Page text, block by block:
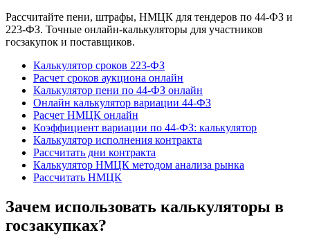
Рассчитайте пени, штрафы, НМЦК для тендеров по 44-ФЗ и
223-ФЗ. Точные онлайн-калькуляторы для участников
госзакупок и поставщиков.
Калькулятор сроков 223-ФЗ
Расчет сроков аукциона онлайн
Калькулятор пени по 44-ФЗ онлайн
Онлайн калькулятор вариации 44-ФЗ
Расчет НМЦК онлайн
Коэффициент вариации по 44-ФЗ: калькулятор
Калькулятор исполнения контракта
Рассчитать дни контракта
Калькулятор НМЦК методом анализа рынка
Рассчитать НМЦК
Зачем использовать калькуляторы в
госзакупках?